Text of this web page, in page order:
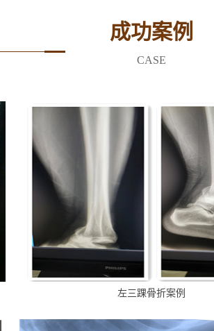
成功案例
CASE
左三踝骨折案例